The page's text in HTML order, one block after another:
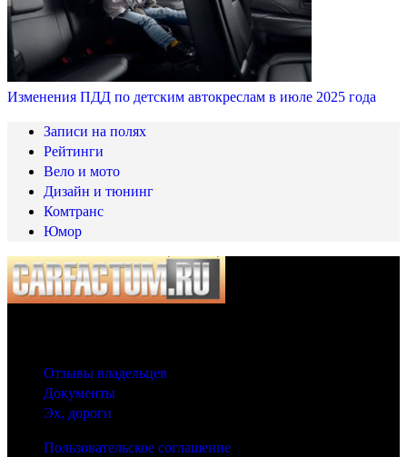
Изменения ПДД по детским автокреслам в июле 2025 года
Записи на полях
Рейтинги
Вело и мото
Дизайн и тюнинг
Комтранс
Юмор
Отзывы владельцев
Документы
Эх, дороги
Пользовательское соглашение